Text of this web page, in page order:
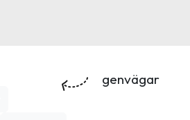
genvägar